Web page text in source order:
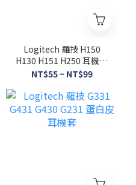
Logitech 羅技 H150
H130 H151 H250 耳機海
綿套
NT$55 ~ NT$99